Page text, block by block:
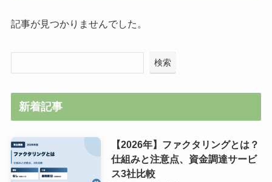
記事が見つかりませんでした。
検索
新着記事
【2026年】ファクタリングとは？
仕組みと注意点、資金調達サービ
ス3社比較